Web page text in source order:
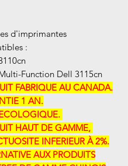
d'imprimantes
:
Function Dell 3115cn
FABRIQUE AU CANADA.
1 AN.
HAUT DE GAMME,
INFERIEUR À 2%.
AUX PRODUITS